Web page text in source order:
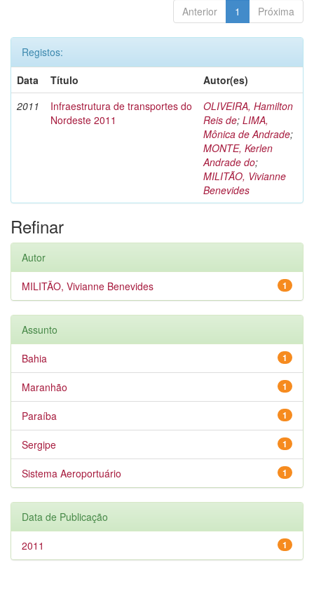
Anterior 1 Próxima
Registos:
Data
Título
Autor(es)
2011
Infraestrutura de transportes do
Nordeste 2011
OLIVEIRA, Hamilton
Reis de; LIMA,
Mônica de Andrade;
MONTE, Kerlen
Andrade do;
MILITÃO, Vivianne
Benevides
Refinar
Autor
1
MILITÃO, Vivianne Benevides
Assunto
1
Bahia
1
Maranhão
1
Paraíba
1
Sergipe
1
Sistema Aeroportuário
Data de Publicação
1
2011